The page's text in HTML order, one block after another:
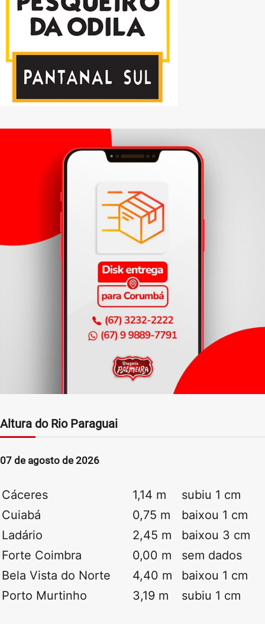
Altura do Rio Paraguai
07 de agosto de 2026
Cáceres 1,14 m
subiu 1 cm
Cuiabá
0,75 m
baixou 1 cm
Ladário
2,45 m
baixou 3 cm
Forte Coimbra
0,00 m
sem dados
Bela Vista do Norte
4,40 m
baixou 1 cm
Porto Murtinho
3,19 m subiu 1 cm